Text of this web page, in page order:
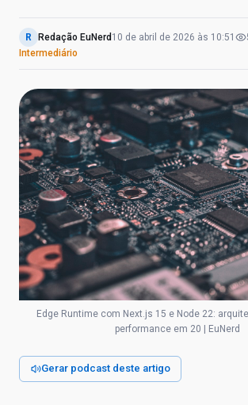
R Redação EuNerd 10 de abril de 2026 às 10:51
Intermediário
Edge Runtime com Next.js 15 e Node 22:
performance em 20 | EuNerd
Gerar podcast deste artigo